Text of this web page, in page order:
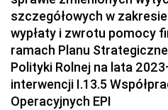
szczegółowych w
wypłaty i zwrotu pomocy
ramach Planu
Polityki Rolnej na lata
interwencji I.13.5
Operacyjnych EPI